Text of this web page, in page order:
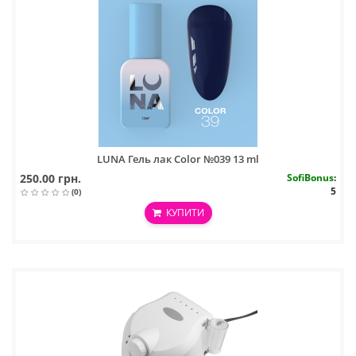
LUNA Гель лак Color №039 13 ml
250.00 грн.
(0)
SofiBonus:
5
КУПИТИ